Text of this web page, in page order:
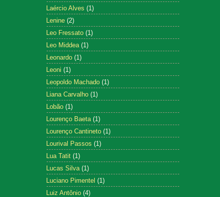
Laércio Alves (1)
Lenine (2)
Leo Fressato (1)
Leo Middea (1)
Leonardo (1)
Leoni (1)
Leopoldo Machado (1)
Liana Carvalho (1)
Lobão (1)
Lourenço Baeta (1)
Lourenço Cantineto (1)
Lourival Passos (1)
Lua Tatit (1)
Lucas Silva (1)
Luciano Pimentel (1)
Luiz Antônio (4)